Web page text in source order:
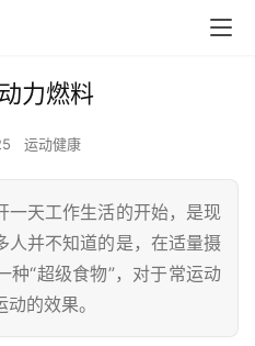
力燃料
运动健康
一天工作生活的开始，是现
人并不知道的是，在适量摄
“超级食物”，对于常运动
的效果。